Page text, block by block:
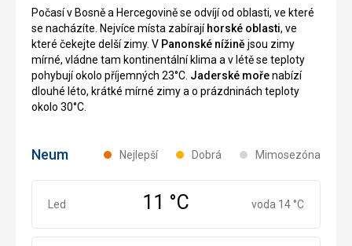
Počasí v Bosně a Hercegovině se odvíjí od oblasti, ve které
se nacházíte. Nejvíce místa zabírají horské oblasti, ve
které čekejte delší zimy. V Panonské nížině jsou zimy
mírné, vládne tam kontinentální klima a v létě se teploty
pohybují okolo příjemných 23°C. Jaderské mořenabízí
dlouhé léto, krátké mírné zimy a o prázdninách teploty
okolo 30°C.
Neum Nejlepší Dobrá Mimosezóna
Leden
Led 11 °C voda 14 °C